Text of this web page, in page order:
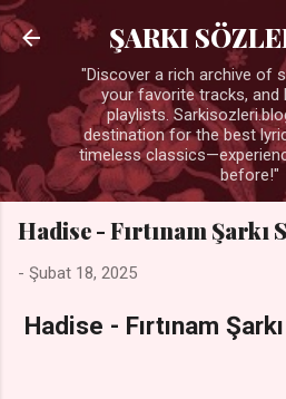
Ana içeriğe
ŞARKI
"Discover a rich archive of
your favorite tracks, and
playlists.
destination for the best
timeless
before!"
Hadise - Fırtınam Şarkı
- Şubat 18, 2025
Hadise - Fırtınam